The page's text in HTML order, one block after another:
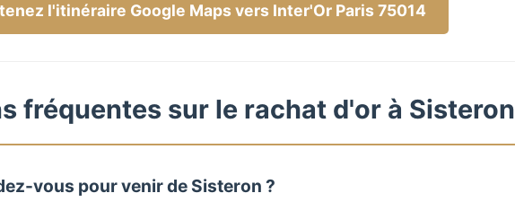
l'itinéraire Google Maps vers Inter'Or Paris 75014
fréquentes sur le rachat d'or à Sisteron
vous pour venir de Sisteron ?